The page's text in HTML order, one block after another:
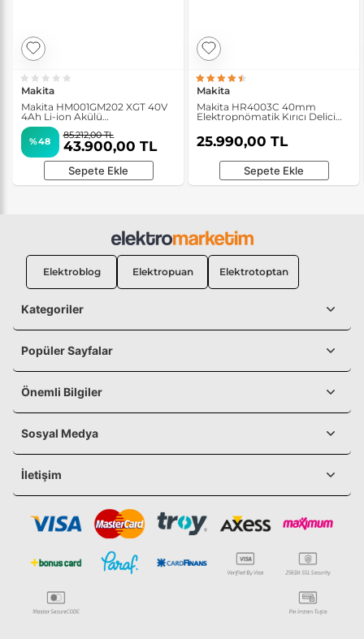
Makita
Makita HM001GM202 XGT 40V
4Ah Li-ion Akülü
Elektropnömatik Kırıcı
%48
85.212,00 TL
43.900,00 TL
Sepete Ekle
Makita
Makita HR4003C 40mm
Elektropnömatik Kırıcı Delici
25.990,00 TL
Sepete Ekle
Elektroblog Elektropuan Elektrotoptan
Kategoriler
Popüler Sayfalar
Önemli Bilgiler
Sosyal Medya
İletişim